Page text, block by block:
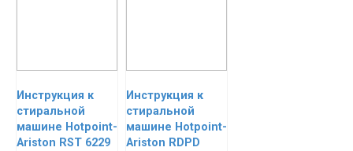
Инструкция к
стиральной
машине Hotpoint-
Ariston RST 6229
Инструкция к
стиральной
машине Hotpoint-
Ariston RDPD